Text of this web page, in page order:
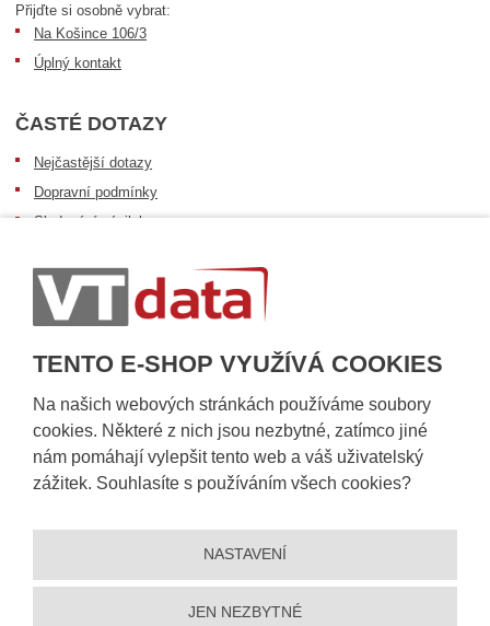
TENTO E-SHOP VYUŽÍVÁ COOKIES
Na našich webových stránkách používáme soubory
cookies. Některé z nich jsou nezbytné, zatímco jiné
nám pomáhají vylepšit tento web a váš uživatelský
zážitek. Souhlasíte s používáním všech cookies?
NASTAVENÍ
JEN NEZBYTNÉ
Přijďte si osobně vybrat:
Na Košince 106/3
Úplný kontakt
ČASTÉ DOTAZY
Nejčastější dotazy
Dopravní podmínky
Sledování zásilek
Informace k dostupnosti zboží
Obecné informace
Prohlášení o přístupnosti |Ochrana osobních údajů |Mapa stránek ||